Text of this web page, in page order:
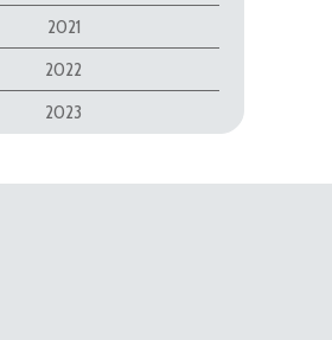
2021
2022
2023